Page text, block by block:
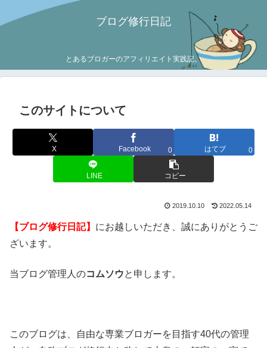
ブログ修行日記
とあるブロガーのアフィリエイト実践記。
このサイトについて
X Facebook 0 はてブ 0
LINE コピー
2019.10.10 2022.05.14
【ブログ修行日記】 にお越しいただき、誠にありがとうご
ざいます。
当ブログ管理人のコムソウと申します。
このブログは、自由な専業ブロガーを目指す40代の管理